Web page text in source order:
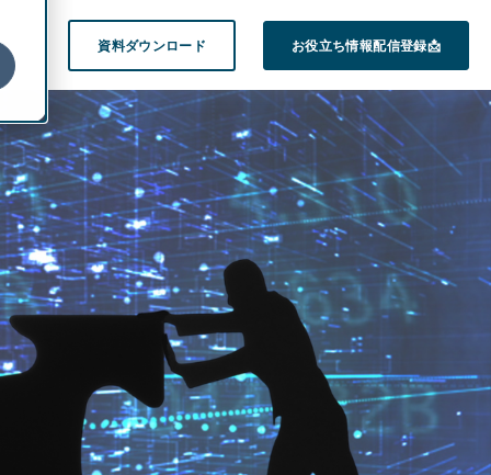
資料ダウンロード お役立ち情報配信登録📩